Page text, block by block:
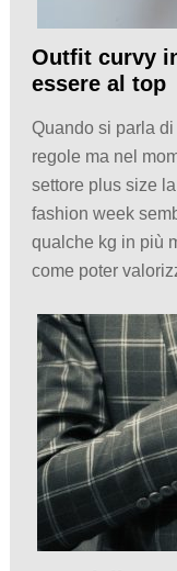
Outfit curvy
essere al top
Quando si parla
regole ma nel
settore plus size
fashion week
qualche kg in più
come poter